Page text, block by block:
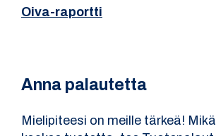
Oiva-raportti
Anna palautetta
Mielipiteesi on meille tärkeä!